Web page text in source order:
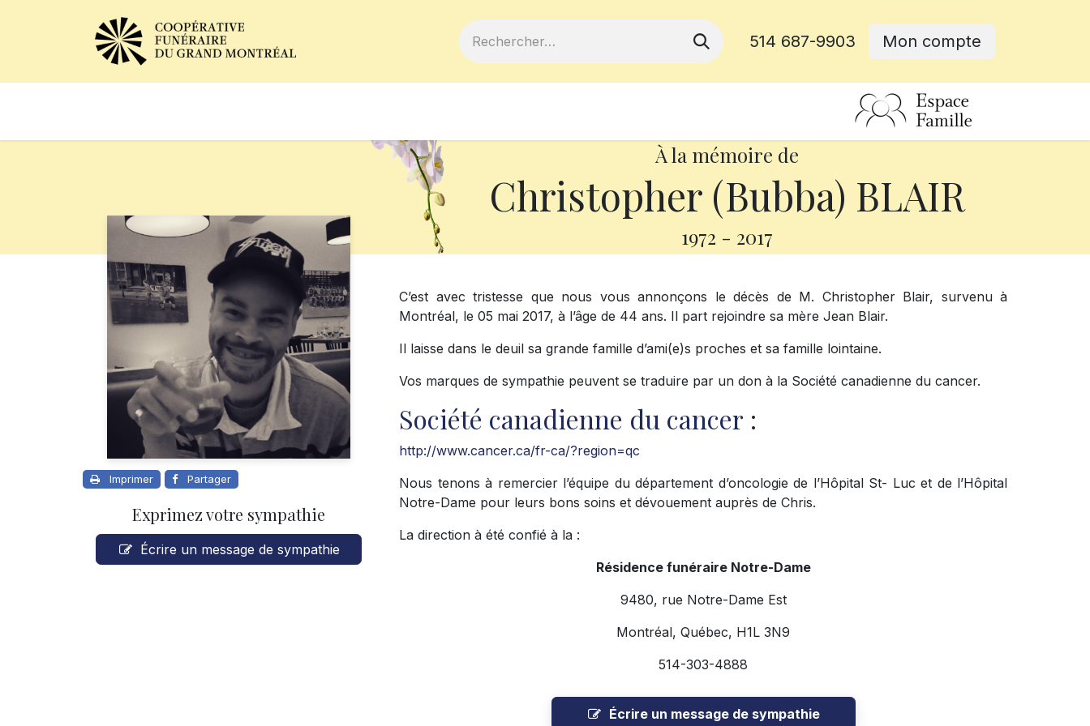
514 687-9903 Mon compte
À la mémoire de
Christopher (Bubba) BLAIR
1972 - 2017
Imprimer Partager
Exprimez votre sympathie
Écrire un message de sympathie
C’est avec tristesse que nous vous annonçons le décès de M. Christopher Blair, survenu à
Montréal, le 05 mai 2017, à l’âge de 44 ans. Il part rejoindre sa mère Jean Blair.
Il laisse dans le deuil sa grande famille d’ami(e)s proches et sa famille lointaine.
Vos marques de sympathie peuvent se traduire par un don à la Société canadienne du cancer.
Société canadienne du cancer :
http://www.cancer.ca/fr-ca/?region=qc
Nous tenons à remercier l’équipe du département d’oncologie de l’Hôpital St- Luc et de l’Hôpital
Notre-Dame pour leurs bons soins et dévouement auprès de Chris.
La direction à été confié à la :
Résidence funéraire Notre-Dame
9480, rue Notre-Dame Est
Montréal, Québec, H1L 3N9
514-303-4888
Écrire un message de sympathie